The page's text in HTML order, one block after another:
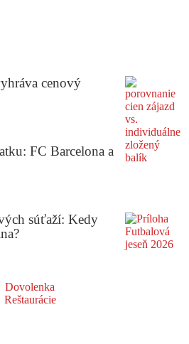
cenový
FC Barcelona a
súťaží: Kedy
Dovolenka
Reštaurácie